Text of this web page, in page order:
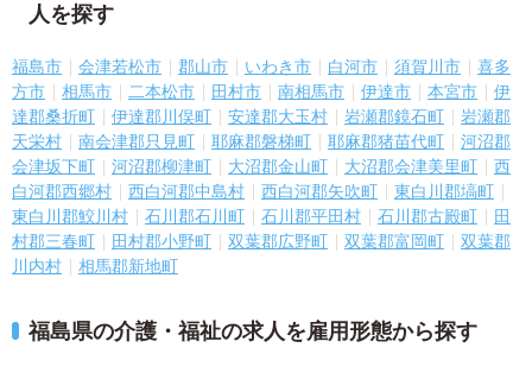
人を探す
福島市 会津若松市 郡山市 いわき市 白河市 須賀川市
喜多
方市
相馬市 二本松市 田村市 南相馬市 伊達市 本宮市
伊
達郡桑折町
伊達郡川俣町 安達郡大玉村 岩瀬郡鏡石町
岩瀬郡
天栄村
南会津郡只見町 耶麻郡磐梯町 耶麻郡猪苗代町
河沼郡
会津坂下町
河沼郡柳津町 大沼郡金山町 大沼郡会津美里町
西
白河郡西郷村
西白河郡中島村 西白河郡矢吹町
東白川郡塙町
東白川郡鮫川村
石川郡石川町 石川郡平田村 石川郡古殿町
田
村郡三春町
田村郡小野町 双葉郡広野町 双葉郡富岡町
双葉郡
川内村
相馬郡新地町
福島県の介護・福祉の求人を雇用形態から探す